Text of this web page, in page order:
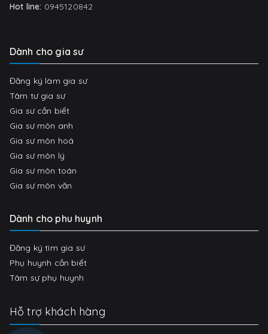
Hot line: 0945120842
Dành cho gia sư
Đăng ký làm gia sư
Tâm tư gia sư
Gia sư cần biết
Gia sư môn anh
Gia sư môn hoá
Gia sư môn lý
Gia sư môn toán
Gia sư môn văn
Dành cho phu huynh
Đăng ký tìm gia sư
Phụ huynh cần biết
Tâm sự phụ huynh
Hỗ trợ khách hàng